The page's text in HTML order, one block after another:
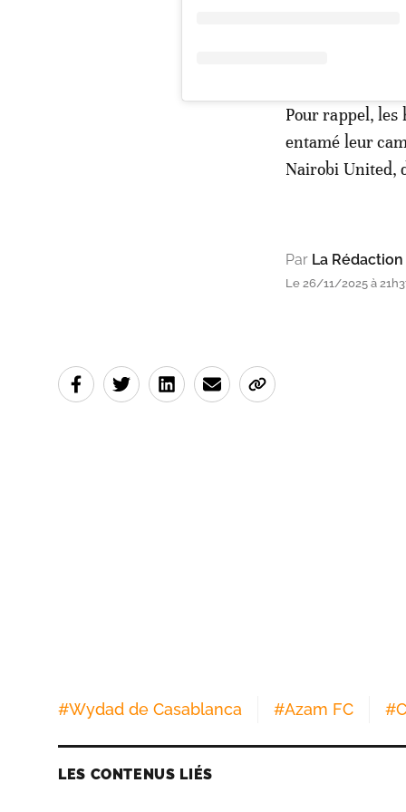
Pour rappel,
entamé leur
Nairobi United,
Par La Rédaction
Le 26/11/2025 à
#Wydad de Casablanca #Azam FC #
LES CONTENUS LIÉS